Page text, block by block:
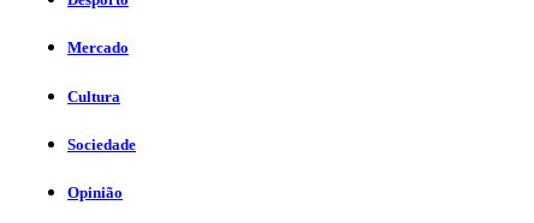
Mercado
Cultura
Sociedade
Opinião